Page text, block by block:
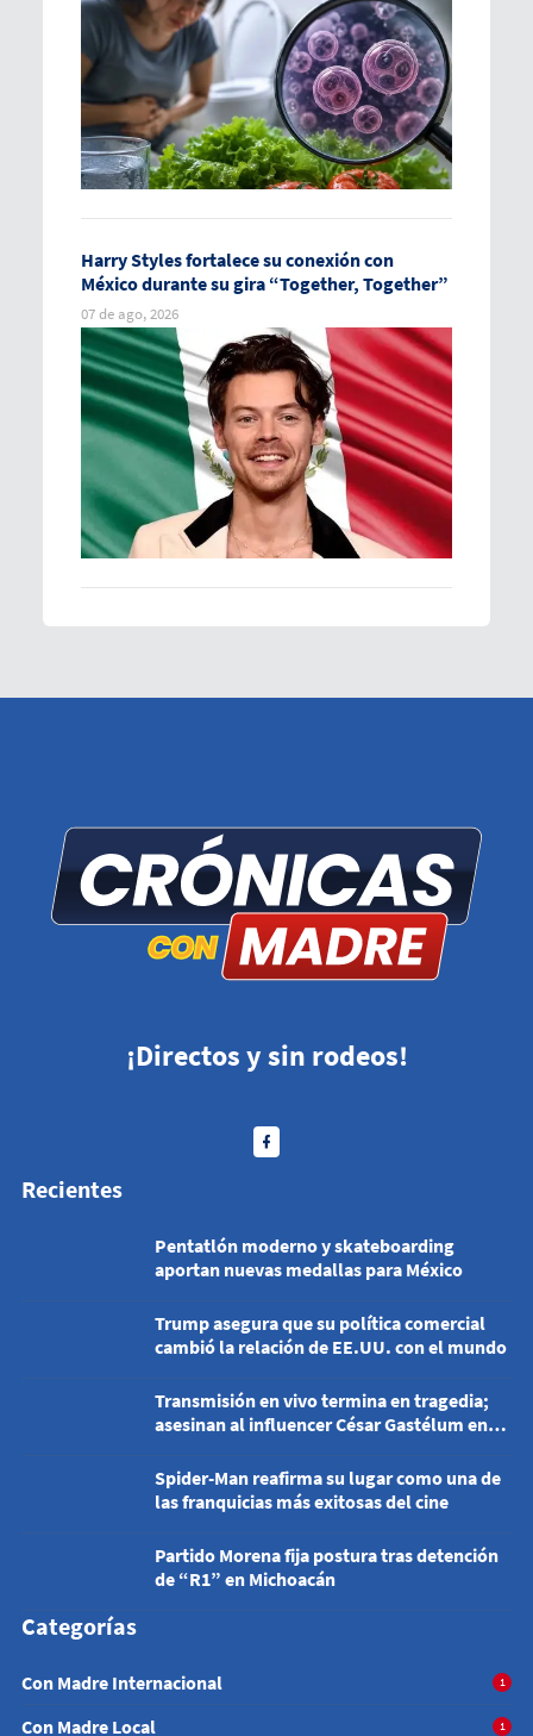
Harry Styles fortalece su conexión con
México durante su gira “Together, Together”
07 de ago, 2026
¡Directos y sin rodeos!
Recientes
Pentatlón moderno y skateboarding
aportan nuevas medallas para México
Trump asegura que su política comercial
cambió la relación de EE.UU. con el mundo
Transmisión en vivo termina en tragedia;
asesinan al influencer César Gastélum en
Spider-Man reafirma su lugar como una de
las franquicias más exitosas del cine
Partido Morena fija postura tras detención
de “R1” en Michoacán
Categorías
Con Madre Internacional 1
Con Madre Local 1